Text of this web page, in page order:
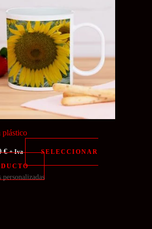
plástico
€ + Iva
SELECCIONAR
personalizadas